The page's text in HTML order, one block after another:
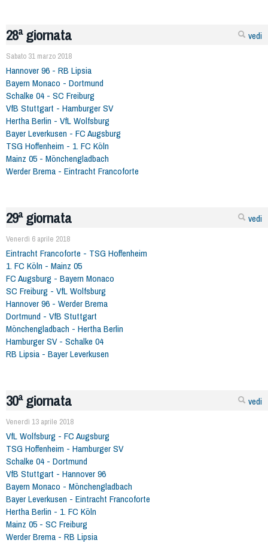
vedi
28ª giornata
Sabato 31 marzo 2018
Hannover 96 - RB Lipsia
Bayern Monaco - Dortmund
Schalke 04 - SC Freiburg
VfB Stuttgart - Hamburger SV
Hertha Berlin - VfL Wolfsburg
Bayer Leverkusen - FC Augsburg
TSG Hoffenheim - 1. FC Köln
Mainz 05 - Mönchengladbach
Werder Brema - Eintracht Francoforte
vedi
29ª giornata
Venerdì 6 aprile 2018
Eintracht Francoforte - TSG Hoffenheim
1. FC Köln - Mainz 05
FC Augsburg - Bayern Monaco
SC Freiburg - VfL Wolfsburg
Hannover 96 - Werder Brema
Dortmund - VfB Stuttgart
Mönchengladbach - Hertha Berlin
Hamburger SV - Schalke 04
RB Lipsia - Bayer Leverkusen
vedi
30ª giornata
Venerdì 13 aprile 2018
VfL Wolfsburg - FC Augsburg
TSG Hoffenheim - Hamburger SV
Schalke 04 - Dortmund
VfB Stuttgart - Hannover 96
Bayern Monaco - Mönchengladbach
Bayer Leverkusen - Eintracht Francoforte
Hertha Berlin - 1. FC Köln
Mainz 05 - SC Freiburg
Werder Brema - RB Lipsia